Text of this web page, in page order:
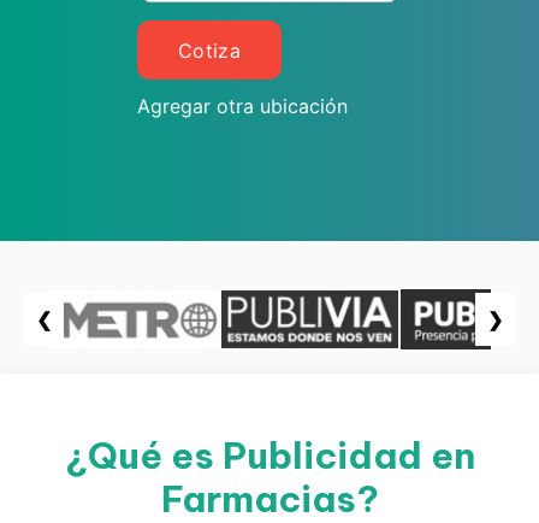
Cotiza
Agregar otra ubicación
❮ ❯
¿Qué es Publicidad en
Farmacias?